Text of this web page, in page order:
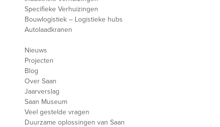
Specifieke Verhuizingen
Bouwlogistiek – Logistieke hubs
Autolaadkranen
Nieuws
Projecten
Blog
Over Saan
Jaarverslag
Saan Museum
Veel gestelde vragen
Duurzame oplossingen van Saan